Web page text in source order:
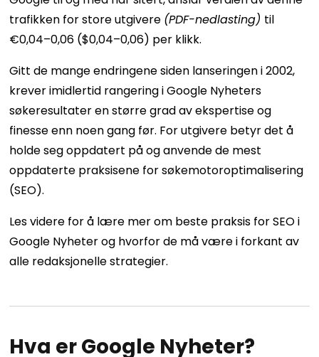
trafikken for store utgivere (PDF-nedlasting) til
€0,04–0,06 ($0,04–0,06) per klikk.
Gitt de mange endringene siden lanseringen i 2002,
krever imidlertid rangering i Google Nyheters
søkeresultater en større grad av ekspertise og
finesse enn noen gang før. For utgivere betyr det å
holde seg oppdatert på og anvende de mest
oppdaterte praksisene for søkemotoroptimalisering
(SEO).
Les videre for å lære mer om beste praksis for SEO i
Google Nyheter og hvorfor de må være i forkant av
alle redaksjonelle strategier.
Hva er Google Nyheter?